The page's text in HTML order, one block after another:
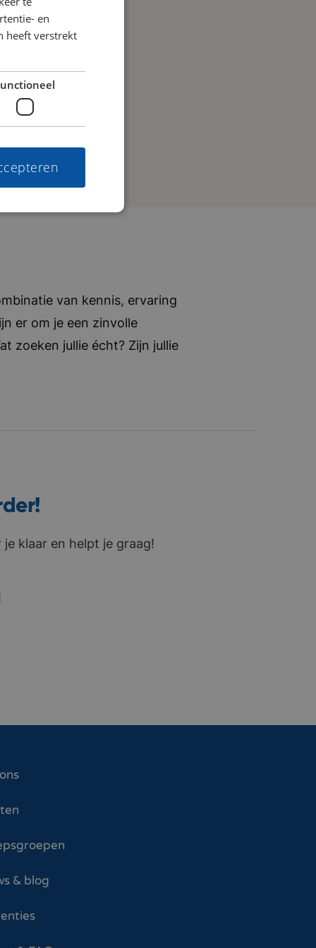
van kennis, ervaring
er om je een zinvolle
zoeken jullie écht? Zijn jullie
klaar en helpt je graag!
& blog
en
heeft verstrekt